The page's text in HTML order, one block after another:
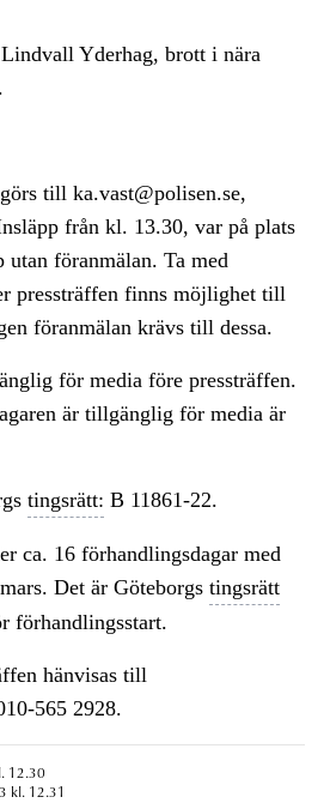
Yderhag, brott i nära
till ka.vast@polisen.se,
från kl. 13.30, var på plats
föranmälan. Ta med
pressträffen finns möjlighet till
föranmälan krävs till dessa.
för media före pressträffen.
är tillgänglig för media är
tingsrätt: B 11861-22.
ca. 16 förhandlingsdagar med
Det är Göteborgs tingsrätt
förhandlingsstart.
hänvisas till
565 2928.
12.30
kl. 12.31